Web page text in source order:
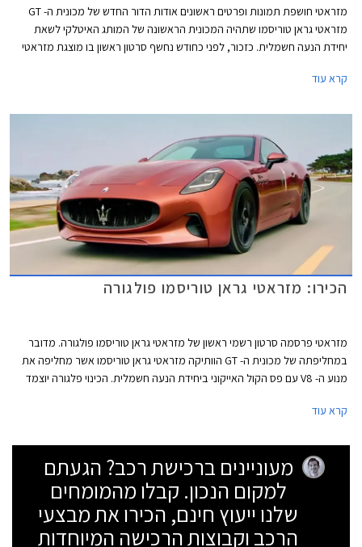
מזראטי חושפת תמונות ופרטים ראשונים אודות הדור החדש של מכונית ה- GT
מזראטי גראן טוריסמו שתהיה המכונית הראשונה של המותג האיטלקי לשאת
יחידת הנעה חשמלית. כזכור, לפני כחודש נחשף סרטון ראשון בו מוצגת מזראטי
קרא עוד
הכירו: מזראטי גראן טוריסמו פולגורה
מזראטי פרסמה סרטון רשמי ראשון של מזראטי גראן טוריסמו פולגורה. מדובר
במחליפתה של מכונית ה- GT הוותיקה מזראטי גראן טוריסמו אשר מחליפה את
מנוע ה- V8 עם פס הקול האייקוני ביחידת הנעה חשמלית. הכינוי פלגורה יוצמד
מזראטי גרקאלה פולגורה. מזראטי מתגאה בעובדה שהיא היצרנית האקזוטית
קרא עוד
מעוניינים ברכישת רכב? הגעתם
למקום הנכון. קבלו מהמומחים
שלנו ייעוץ חינם, הכירו את מבצעי
הרכב וקבוצות הרכישה המיוחדות